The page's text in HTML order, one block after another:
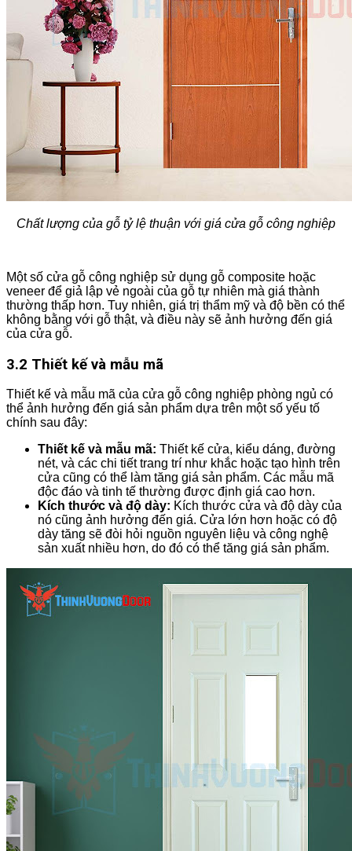
Chất lượng của gỗ tỷ lệ thuận với giá cửa gỗ công nghiệp
Một số cửa gỗ công nghiệp sử dụng gỗ composite hoặc
veneer để giả lập vẻ ngoài của gỗ tự nhiên mà giá thành
thường thấp hơn. Tuy nhiên, giá trị thẩm mỹ và độ bền có thể
không bằng với gỗ thật, và điều này sẽ ảnh hưởng đến giá
của cửa gỗ.
3.2 Thiết kế và mẫu mã
Thiết kế và mẫu mã của cửa gỗ công nghiệp phòng ngủ có
thể ảnh hưởng đến giá sản phẩm dựa trên một số yếu tố
chính sau đây:
Thiết kế và mẫu mã: Thiết kế cửa, kiểu dáng, đường
nét, và các chi tiết trang trí như khắc hoặc tạo hình trên
cửa cũng có thể làm tăng giá sản phẩm. Các mẫu mã
độc đáo và tinh tế thường được định giá cao hơn.
Kích thước và độ dày: Kích thước cửa và độ dày của
nó cũng ảnh hưởng đến giá. Cửa lớn hơn hoặc có độ
dày tăng sẽ đòi hỏi nguồn nguyên liệu và công nghệ
sản xuất nhiều hơn, do đó có thể tăng giá sản phẩm.